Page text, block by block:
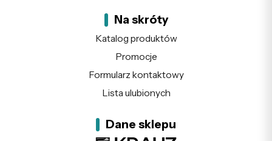
Na skróty
Katalog produktów
Promocje
Formularz kontaktowy
Lista ulubionych
Dane sklepu